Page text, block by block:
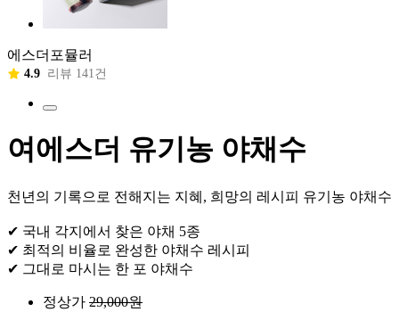
에스더포뮬러
4.9 리뷰 141건
여에스더 유기농 야채수
천년의 기록으로 전해지는 지혜, 희망의 레시피 유기농 야채수
✔ 국내 각지에서 찾은 야채 5종
✔ 최적의 비율로 완성한 야채수 레시피
✔ 그대로 마시는 한 포 야채수
정상가 29,000원